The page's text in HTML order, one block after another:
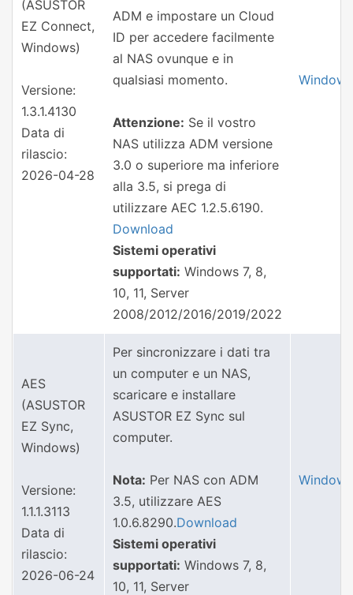
(ASUSTOR
EZ Connect,
Windows)
Versione:
1.3.1.4130
Data di
rilascio:
2026-04-28
ADM e impostare un Cloud
ID per accedere facilmente
al NAS ovunque e in
qualsiasi momento.
Attenzione: Se il vostro
NAS utilizza ADM versione
3.0 o superiore ma inferiore
alla 3.5, si prega di
utilizzare AEC 1.2.5.6190.
Download
Sistemi operativi
supportati: Windows 7, 8,
10, 11, Server
2008/2012/2016/2019/2022
Windows
AES
(ASUSTOR
EZ Sync,
Windows)
Versione:
1.1.1.3113
Data di
rilascio:
2026-06-24
Per sincronizzare i dati tra
un computer e un NAS,
scaricare e installare
ASUSTOR EZ Sync sul
computer.
Nota: Per NAS con ADM
3.5, utilizzare AES
1.0.6.8290.Download
Sistemi operativi
supportati: Windows 7, 8,
10, 11, Server
Windows